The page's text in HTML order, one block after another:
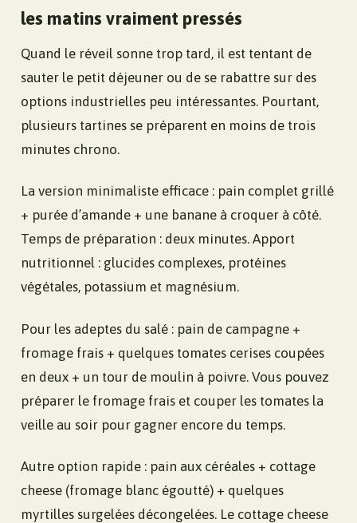
les matins vraiment pressés
Quand le réveil sonne trop tard, il est tentant de
sauter le petit déjeuner ou de se rabattre sur des
options industrielles peu intéressantes. Pourtant,
plusieurs tartines se préparent en moins de trois
minutes chrono.
La version minimaliste efficace : pain complet grillé
+ purée d’amande + une banane à croquer à côté.
Temps de préparation : deux minutes. Apport
nutritionnel : glucides complexes, protéines
végétales, potassium et magnésium.
Pour les adeptes du salé : pain de campagne +
fromage frais + quelques tomates cerises coupées
en deux + un tour de moulin à poivre. Vous pouvez
préparer le fromage frais et couper les tomates la
veille au soir pour gagner encore du temps.
Autre option rapide : pain aux céréales + cottage
cheese (fromage blanc égoutté) + quelques
myrtilles surgelées décongelées. Le cottage cheese